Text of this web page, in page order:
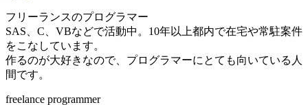
フリーランスのプログラマー
SAS、C、VBなどで活動中。10年以上都内で在宅や常駐案件
をこなしています。
作るのが大好きなので、プログラマーにとても向いている人
間です。
freelance programmer